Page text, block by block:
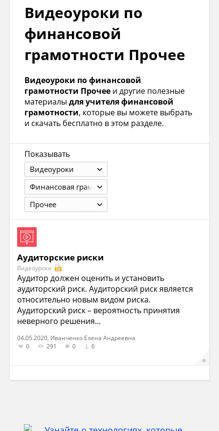
Видеоуроки по
финансовой
грамотности Прочее
Видеоуроки по финансовой
грамотности Прочее и другие полезные
материалы для учителя финансовой
грамотности, которые вы можете выбрать
и скачать бесплатно в этом разделе.
Показывать
Видеоуроки
Финансовая грамотность
Прочее
Аудиторские риски
Видеоуроки
Аудитор должен оценить и установить
аудиторский риск. Аудиторский риск является
относительно новым видом риска.
Аудиторский риск – вероятность принятия
неверного решения...
04.05.2020, Иванченко Елена Андреевна
0
291 0 6